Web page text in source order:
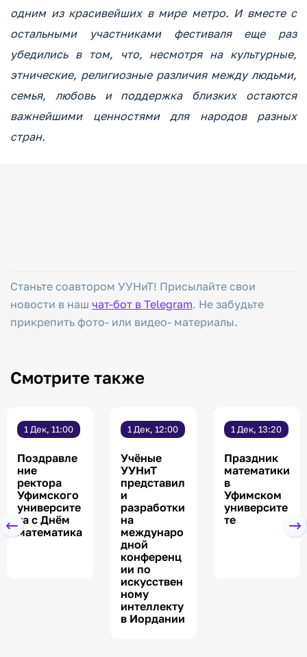
одним из красивейших в мире метро. И вместе с
остальными участниками фестиваля еще раз
убедились в том, что, несмотря на культурные,
этнические, религиозные различия между людьми,
семья, любовь и поддержка близких остаются
важнейшими ценностями для народов разных
стран.
Станьте соавтором УУНиТ! Присылайте свои
новости в наш чат-бот в Telegram. Не забудьте
прикрепить фото- или видео- материалы.
Смотрите также
1 Дек, 11:00
Поздравле
ние
ректора
Уфимского
университе
та с Днём
математика
1 Дек, 12:00
Учёные
УУНиТ
представил
и
разработки
на
междунаро
дной
конференц
ии по
искусствен
ному
интеллекту
в Иордании
1 Дек, 13:20
Праздник
математики
в
Уфимском
университе
те